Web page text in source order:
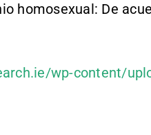
homosexual: De
wp-content/